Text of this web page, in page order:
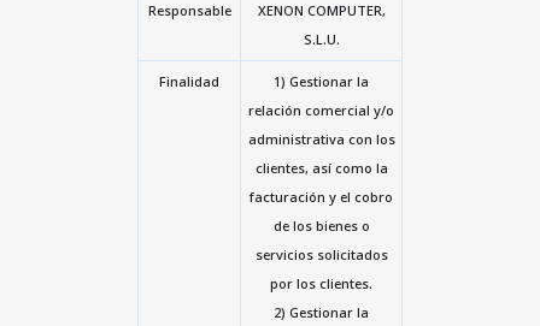
Responsable
XENON COMPUTER,
S.L.U.
Finalidad
1) Gestionar la
relación comercial y/o
administrativa con los
clientes, así como la
facturación y el cobro
de los bienes o
servicios solicitados
por los clientes.
2) Gestionar la